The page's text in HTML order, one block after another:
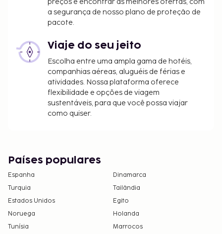
preços e encontrar as melhores ofertas, com
a segurança de nosso plano de proteção de
pacote.
Viaje do seu jeito
Escolha entre uma ampla gama de hotéis,
companhias aéreas, aluguéis de férias e
atividades. Nossa plataforma oferece
flexibilidade e opções de viagem
sustentáveis, para que você possa viajar
como quiser.
Países populares
Espanha
Dinamarca
Turquia
Tailândia
Estados Unidos
Egito
Noruega
Holanda
Tunísia
Marrocos